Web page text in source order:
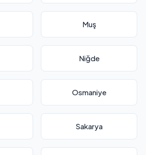
Muş
Niğde
Osmaniye
Sakarya